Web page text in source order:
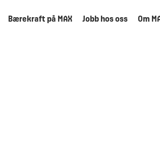
Bærekraft på MAX Jobb hos oss Om